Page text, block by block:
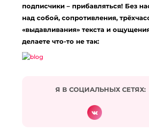
19.02.2016 в 15:33
Евгения, огромное спасибо за
вебинар «От хаоса к порядку за
день»)!
Большой проблемы с порядком
Благодарю!
подписчики – прибавляться! Без
над собой, сопротивления,
«выдавливания» текста и
делаете что-то не так:
Я В СОЦИАЛЬНЫХ СЕТЯХ: